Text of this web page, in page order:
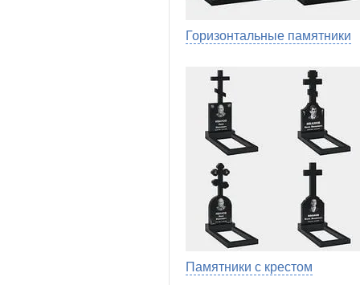
Горизонтальные памятники
Памятники с крестом